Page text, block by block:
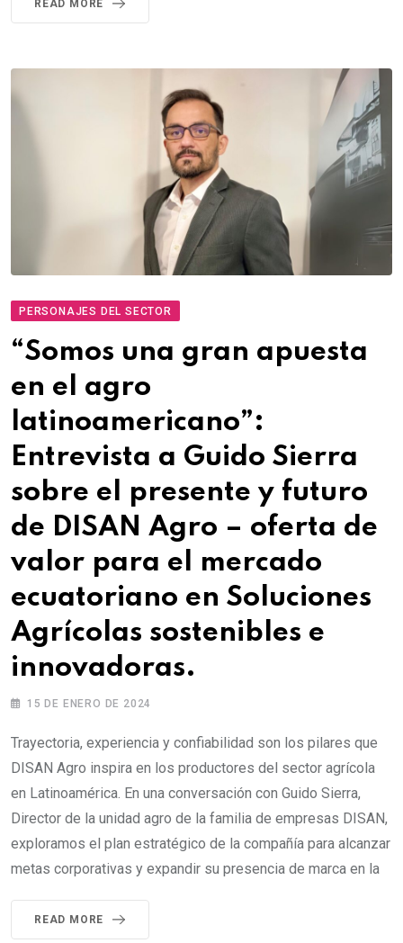
READ MORE
PERSONAJES DEL SECTOR
“Somos una gran apuesta
en el agro
latinoamericano”:
Entrevista a Guido Sierra
sobre el presente y futuro
de DISAN Agro – oferta de
valor para el mercado
ecuatoriano en Soluciones
Agrícolas sostenibles e
innovadoras.
15 DE ENERO DE 2024
Trayectoria, experiencia y confiabilidad son los pilares que
DISAN Agro inspira en los productores del sector agrícola
en Latinoamérica. En una conversación con Guido Sierra,
Director de la unidad agro de la familia de empresas DISAN,
exploramos el plan estratégico de la compañía para alcanzar
metas corporativas y expandir su presencia de marca en la
READ MORE